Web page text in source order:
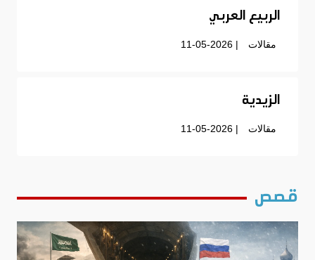
الربيع العربي
مقالات | 11-05-2026
الزيدية
مقالات | 11-05-2026
قصص